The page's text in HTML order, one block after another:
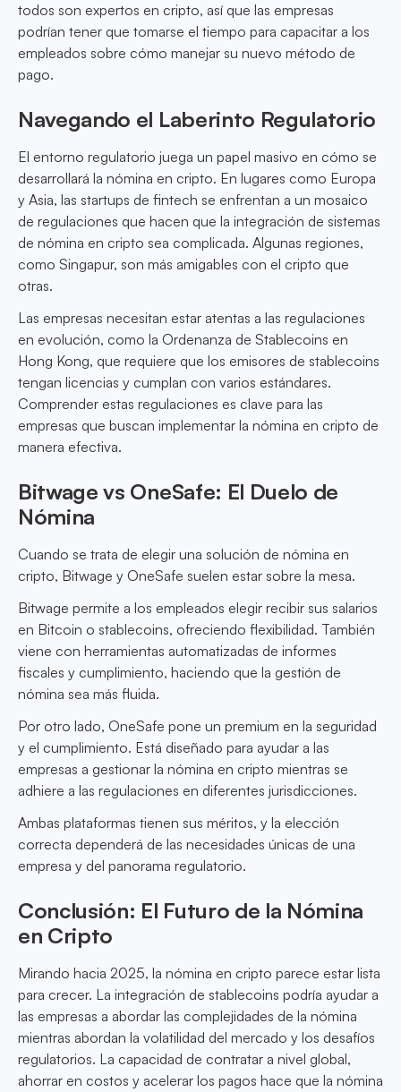
todos son expertos en cripto, así que las empresas
podrían tener que tomarse el tiempo para capacitar a los
empleados sobre cómo manejar su nuevo método de
pago.
Navegando el Laberinto Regulatorio
El entorno regulatorio juega un papel masivo en cómo se
desarrollará la nómina en cripto. En lugares como Europa
y Asia, las startups de fintech se enfrentan a un mosaico
de regulaciones que hacen que la integración de sistemas
de nómina en cripto sea complicada. Algunas regiones,
como Singapur, son más amigables con el cripto que
otras.
Las empresas necesitan estar atentas a las regulaciones
en evolución, como la Ordenanza de Stablecoins en
Hong Kong, que requiere que los emisores de stablecoins
tengan licencias y cumplan con varios estándares.
Comprender estas regulaciones es clave para las
empresas que buscan implementar la nómina en cripto de
manera efectiva.
Bitwage vs OneSafe: El Duelo de
Nómina
Cuando se trata de elegir una solución de nómina en
cripto, Bitwage y OneSafe suelen estar sobre la mesa.
Bitwage permite a los empleados elegir recibir sus salarios
en Bitcoin o stablecoins, ofreciendo flexibilidad. También
viene con herramientas automatizadas de informes
fiscales y cumplimiento, haciendo que la gestión de
nómina sea más fluida.
Por otro lado, OneSafe pone un premium en la seguridad
y el cumplimiento. Está diseñado para ayudar a las
empresas a gestionar la nómina en cripto mientras se
adhiere a las regulaciones en diferentes jurisdicciones.
Ambas plataformas tienen sus méritos, y la elección
correcta dependerá de las necesidades únicas de una
empresa y del panorama regulatorio.
Conclusión: El Futuro de la Nómina
en Cripto
Mirando hacia 2025, la nómina en cripto parece estar lista
para crecer. La integración de stablecoins podría ayudar a
las empresas a abordar las complejidades de la nómina
mientras abordan la volatilidad del mercado y los desafíos
regulatorios. La capacidad de contratar a nivel global,
ahorrar en costos y acelerar los pagos hace que la nómina